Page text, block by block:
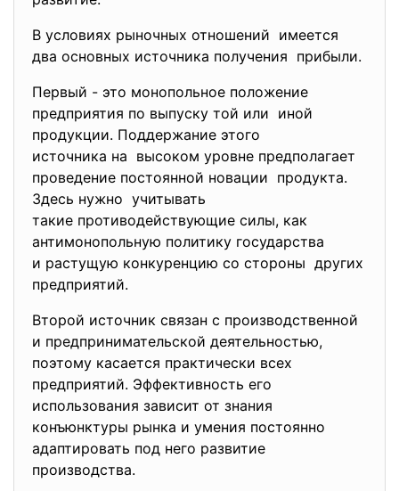
В условиях рыночных отношений имеется
два основных источника получения прибыли.
Первый - это монопольное положение
предприятия по выпуску той или иной
продукции. Поддержание этого
источника на высоком уровне предполагает
проведение постоянной новации продукта.
Здесь нужно учитывать
такие противодействующие силы, как
антимонопольную политику государства
и растущую конкуренцию со стороны других
предприятий.
Второй источник связан с производственной
и предпринимательской деятельностью,
поэтому касается практически всех
предприятий. Эффективность его
использования зависит от знания
конъюнктуры рынка и умения постоянно
адаптировать под него развитие
производства.